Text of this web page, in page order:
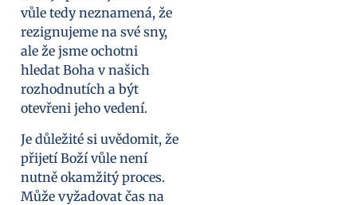
vůle tedy neznamená, že
rezignujeme na své sny,
ale že jsme ochotni
hledat Boha v našich
rozhodnutích a být
otevřeni jeho vedení.
Je důležité si uvědomit, že
přijetí Boží vůle není
nutně okamžitý proces.
Může vyžadovat čas na